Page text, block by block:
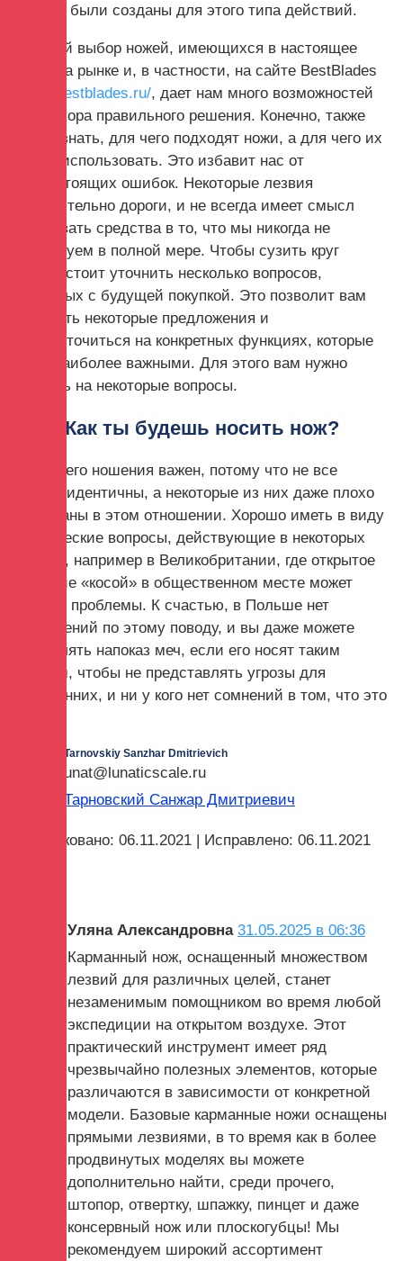
которые были созданы для этого типа действий.
Широкий выбор ножей, имеющихся в настоящее
время на рынке и, в частности, на сайте BestBlades
https://bestblades.ru/, дает нам много возможностей
для выбора правильного решения. Конечно, также
стоит узнать, для чего подходят ножи, а для чего их
нельзя использовать. Это избавит нас от
дорогостоящих ошибок. Некоторые лезвия
действительно дороги, и не всегда имеет смысл
вкладывать средства в то, что мы никогда не
используем в полной мере. Чтобы сузить круг
поиска, стоит уточнить несколько вопросов,
связанных с будущей покупкой. Это позволит вам
отклонить некоторые предложения и
сосредоточиться на конкретных функциях, которые
будут наиболее важными. Для этого вам нужно
ответить на некоторые вопросы.
Как ты будешь носить нож?
Способ его ношения важен, потому что не все
модели идентичны, а некоторые из них даже плохо
продуманы в этом отношении. Хорошо иметь в виду
юридические вопросы, действующие в некоторых
странах, например в Великобритании, где открытое
владение «косой» в общественном месте может
вызвать проблемы. К счастью, в Польше нет
ограничений по этому поводу, и вы даже можете
выставлять напоказ меч, если его носят таким
образом, чтобы не представлять угрозы для
посторонних, и ни у кого нет сомнений в том, что это
Tarnovskiy Sanzhar Dmitrievich
unat@lunaticscale.ru
Тарновский Санжар Дмитриевич
Опубликовано: 06.11.2021 | Исправлено: 06.11.2021
Уляна Александровна 31.05.2025 в 06:36
Карманный нож, оснащенный множеством
лезвий для различных целей, станет
незаменимым помощником во время любой
экспедиции на открытом воздухе. Этот
практический инструмент имеет ряд
чрезвычайно полезных элементов, которые
различаются в зависимости от конкретной
модели. Базовые карманные ножи оснащены
прямыми лезвиями, в то время как в более
продвинутых моделях вы можете
дополнительно найти, среди прочего,
штопор, отвертку, шпажку, пинцет и даже
консервный нож или плоскогубцы! Мы
рекомендуем широкий ассортимент